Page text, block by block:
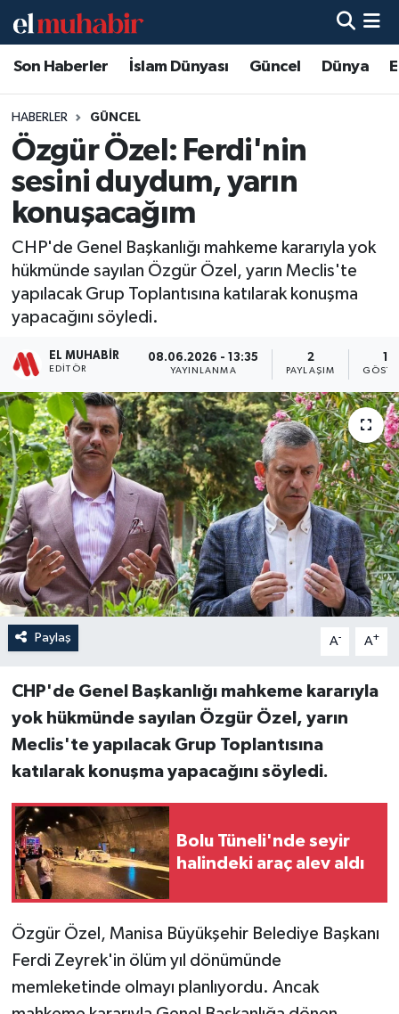
Son Haberler İslam Dünyası Güncel Dünya
HABERLER GÜNCEL
Özgür Özel: Ferdi'nin
sesini duydum, yarın
konuşacağım
CHP'de Genel Başkanlığı mahkeme kararıyla yok
hükmünde sayılan Özgür Özel, yarın Meclis'te
yapılacak Grup Toplantısına katılarak konuşma
yapacağını söyledi.
EL MUHABIR
EDITÖR
08.06.2026 - 13:35
YAYINLANMA
2
PAYLAŞIM
Paylaş A- A+
CHP'de Genel Başkanlığı mahkeme kararıyla
yok hükmünde sayılan Özgür Özel, yarın
Meclis'te yapılacak Grup Toplantısına
katılarak konuşma yapacağını söyledi.
Bolu Tüneli'nde seyir
halindeki araç alev aldı
Özgür Özel, Manisa Büyükşehir Belediye Başkanı
Ferdi Zeyrek'in ölüm yıl dönümünde
memleketinde olmayı planlıyordu. Ancak
Hava Durumu
Trafik Durumu
Süper Lig Puan Durumu ve Fikstür
Tüm Manşetler
Son Dakika Haberleri
Haber Arşivi